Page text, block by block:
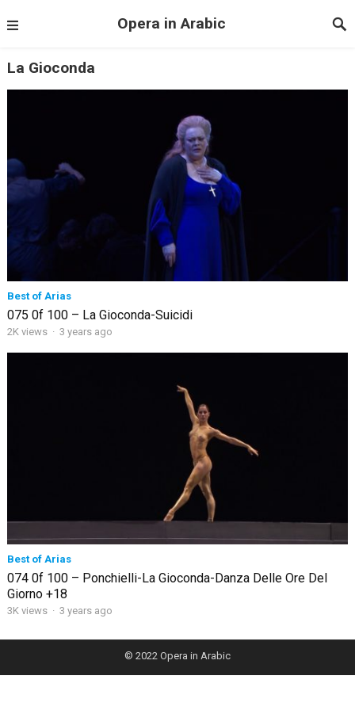
Opera in Arabic
La Gioconda
Best of Arias
075 0f 100 – La Gioconda-Suicidi
2K views · 3 years ago
Best of Arias
074 0f 100 – Ponchielli-La Gioconda-Danza Delle Ore Del
Giorno +18
3K views · 3 years ago
© 2022 Opera in Arabic